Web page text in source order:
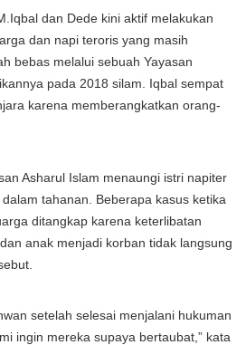
dan Dede kini aktif melakukan
dan napi teroris yang masih
bebas melalui sebuah Yayasan
pada 2018 silam. Iqbal sempat
karena memberangkatkan orang-
Asharul Islam menaungi istri napiter
tahanan. Beberapa kasus ketika
ditangkap karena keterlibatan
anak menjadi korban tidak langsung
setelah selesai menjalani hukuman
ingin mereka supaya bertaubat,” kata